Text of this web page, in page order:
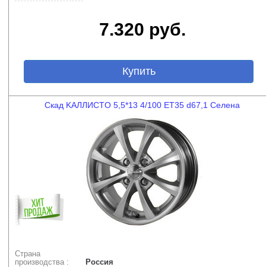
7.320 руб.
Купить
Скад KAЛЛИCTO 5,5*13 4/100 ET35 d67,1 Селена
Страна
производства :
Россия